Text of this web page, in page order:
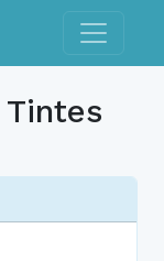
Toggle